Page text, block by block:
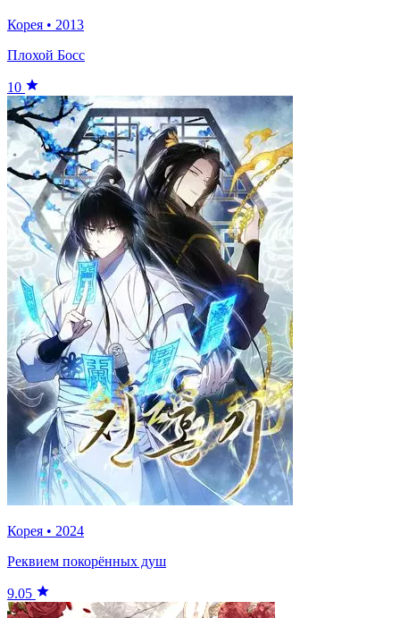
Корея • 2013
Плохой Босс
10
Корея • 2024
Реквием покорённых душ
9.05